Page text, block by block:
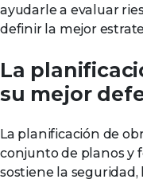
ayudarle a evaluar
definir la mejor
La
su mejor
La planificación de
conjunto de planos y
sostiene la